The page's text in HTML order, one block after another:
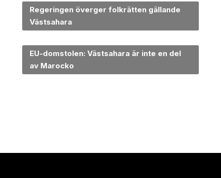
Regeringen överger folkrätten gällande
Västsahara
EU-domstolen: Västsahara är inte en del
av Marocko